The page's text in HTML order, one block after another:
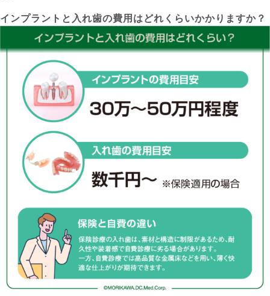
インプラントと入れ歯の費用はどれくらいかかりますか？